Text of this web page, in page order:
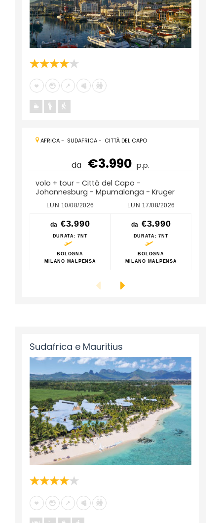
AFRICA- SUDAFRICA- CITTÀ DEL CAPO
da €3.990 p.p.
volo + tour - Città del Capo -
Johannesburg - Mpumalanga - Kruger
LUN 10/08/2026
da €3.990
DURATA: 7NT
BOLOGNA
MILANO MALPENSA
LUN 17/08/2026
da €3.990
DURATA: 7NT
BOLOGNA
MILANO MALPENSA
Sudafrica e Mauritius